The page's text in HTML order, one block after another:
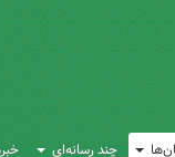
چند رسانه‌ای